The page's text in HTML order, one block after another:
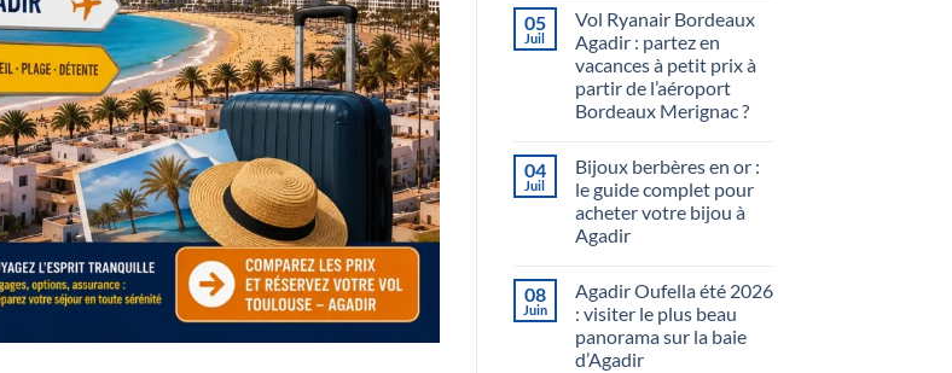
05
Juil
Vol Ryanair Bordeaux
Agadir : partez en
vacances à petit prix à
partir de l’aéroport
Bordeaux Merignac ?
04
Juil
Bijoux berbères en or :
le guide complet pour
acheter votre bijou à
Agadir
08
Juin
Agadir Oufella été 2026
: visiter le plus beau
panorama sur la baie
d’Agadir